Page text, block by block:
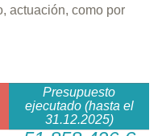
actuación, como por
Presupuesto
ejecutado (hasta el
31.12.2025)